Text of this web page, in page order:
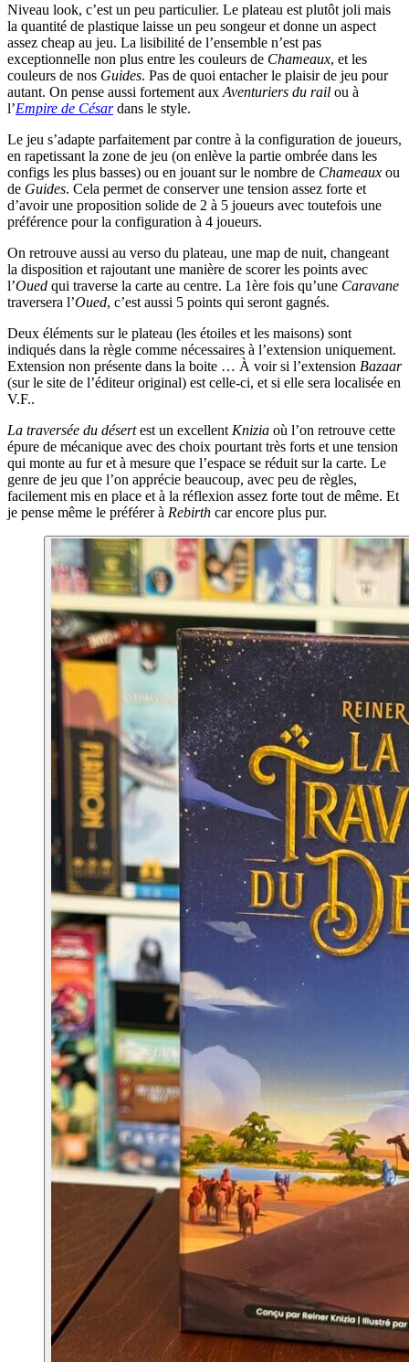
Niveau look, c’est un peu particulier. Le plateau est plutôt joli mais
la quantité de plastique laisse un peu songeur et donne un aspect
assez cheap au jeu. La lisibilité de l’ensemble n’est pas
exceptionnelle non plus entre les couleurs de Chameaux, et les
couleurs de nos Guides. Pas de quoi entacher le plaisir de jeu pour
autant. On pense aussi fortement aux Aventuriers du rail ou à
l’Empire de Césardans le style.
Le jeu s’adapte parfaitement par contre à la configuration de joueurs,
en rapetissant la zone de jeu (on enlève la partie ombrée dans les
configs les plus basses) ou en jouant sur le nombre de Chameaux ou
de Guides. Cela permet de conserver une tension assez forte et
d’avoir une proposition solide de 2 à 5 joueurs avec toutefois une
préférence pour la configuration à 4 joueurs.
On retrouve aussi au verso du plateau, une map de nuit, changeant
la disposition et rajoutant une manière de scorer les points avec
l’Oued qui traverse la carte au centre. La 1ère fois qu’une Caravane
traversera l’Oued, c’est aussi 5 points qui seront gagnés.
Deux éléments sur le plateau (les étoiles et les maisons) sont
indiqués dans la règle comme nécessaires à l’extension uniquement.
Extension non présente dans la boite … À voir si l’extension Bazaar
(sur le site de l’éditeur original) est celle-ci, et si elle sera localisée en
V.F..
La traversée du désertest un excellent Knizia où l’on retrouve cette
épure de mécanique avec des choix pourtant très forts et une tension
qui monte au fur et à mesure que l’espace se réduit sur la carte. Le
genre de jeu que l’on apprécie beaucoup, avec peu de règles,
facilement mis en place et à la réflexion assez forte tout de même. Et
je pense même le préférer à Rebirth car encore plus pur.